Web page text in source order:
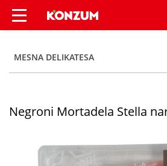
Negroni Mortadela
MESNA DELIKATESA
Negroni Mortadela Stella